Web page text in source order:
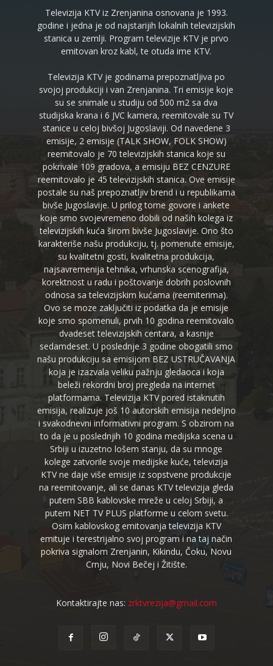
Televizija KTV iz Zrenjanina osnovana je 1993.
godine i jedna je od najstarijih lokalnih televizijskih
stanica u zemlji. Program televizije KTV je prvo
emitovan kroz kabl, te otuda ime KTV.
Televizija KTV je godinama prepoznatljiva po
svojoj produkciji i van Zrenjanina. Tri emisije koje
su se snimale u studiju od 500 m2 sa dva
studijska krana i 6 JVC kamera, reemitovale su TV
stanice u celoj bivšoj Jugoslaviji. Od navedene 3
emisije, 2 emisije (TALK SHOW, FOLK SHOW)
reemitovalo je 70 televizijskih stanica koje su
pokrivale 109 gradova, a emisiju BEZ CENZURE
reemitovalo je 45 televizijskih stanica. Ove emisije
postale su naš prepoznatljiv brend i u republikama
bivše Jugoslavije. U prilog tome govore i ankete
koje smo svojevremeno dobili od naših kolega iz
televizijskih kuća širom bivše Jugoslavije. Ono što
karakteriše našu produkciju, tj. pomenute emisije,
su kvalitetni gosti, kvalitetna produkcija,
najsavremenija tehnika, vrhunska scenografija,
korektnost u radu i poštovanje dobrih poslovnih
odnosa sa televizijskim kućama (reemiterima).
Ovo se moze zaključiti iz podatka da je emisije
koje smo spomenuli, prvih 10 godina reemitovalo
dvadeset televizijskih centara, a kasnije
sedamdeset. U poslednje 3 godine obogatili smo
našu produkciju sa emisijom BEZ USTRUČAVANJA
koja je izazvala veliku pažnju gledaoca i koja
beleži rekordni broj pregleda na internet
platformama. Televizija KTV pored istaknutih
emisija, realizuje još 10 autorskih emisija nedeljno
i svakodnevni informativni program. S obzirom na
to da je u poslednjih 10 godina medijska scena u
Srbiji u izuzetno lošem stanju, da su mnoge
kolege zatvorile svoje medijske kuće, televizija
KTV ne daje više emisije iz sopstvene produkcije
na reemitovanje, ali se danas KTV televizija gleda
putem SBB kablovske mreže u celoj Srbiji, a
putem NET TV PLUS platforme u celom svetu.
Osim kablovskog emitovanja televizija KTV
emituje i terestrijalno svoj program i na taj način
pokriva signalom Zrenjanin, Kikindu, Čoku, Novu
Crnju, Novi Bečej i Žitište.
Kontaktirajte nas: zrktvrezija@gmail.com